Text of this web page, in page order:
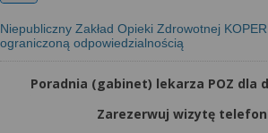
Niepubliczny Zakład Opieki Zdrowotnej
ograniczoną odpowiedzialnością
Poradnia (gabinet) lekarza POZ dla
Zarezerwuj wizytę